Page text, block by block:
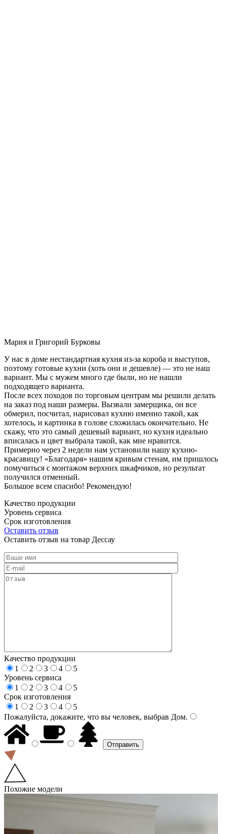
Мария и Григорий Бурковы
У нас в доме нестандартная кухня из-за короба и выступов,
поэтому готовые кухни (хоть они и дешевле) — это не наш
вариант. Мы с мужем много где были, но не нашли
подходящего варианта.
После всех походов по торговым центрам мы решили делать
на заказ под наши размеры. Вызвали замерщика, он все
обмерил, посчитал, нарисовал кухню именно такой, как
хотелось, и картинка в голове сложилась окончательно. Не
скажу, что это самый дешевый вариант, но кухня идеально
вписалась и цвет выбрала такой, как мне нравится.
Примерно через 2 недели нам установили нашу кухню-
красавицу! «Благодаря» нашим кривым стенам, им пришлось
помучиться с монтажом верхних шкафчиков, но результат
получился отменный.
Большое всем спасибо! Рекомендую!
Качество продукции
Уровень сервиса
Срок изготовления
Оставить отзыв
Оставить отзыв на товар Дессау
Качество продукции
1
2 3 4
5
Уровень сервиса
1
2 3 4
5
Срок изготовления
1
2 3 4
5
Пожалуйста, докажите, что вы человек, выбрав Дом.
Похожие модели